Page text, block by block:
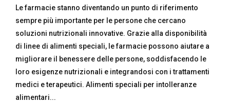
Le farmacie stanno diventando un punto di riferimento
sempre più importante per le persone che cercano
soluzioni nutrizionali innovative. Grazie alla disponibilità
di linee di alimenti speciali, le farmacie possono aiutare a
migliorare il benessere delle persone, soddisfacendo le
loro esigenze nutrizionali e integrandosi con i trattamenti
medici e terapeutici. Alimenti speciali per intolleranze
alimentari...